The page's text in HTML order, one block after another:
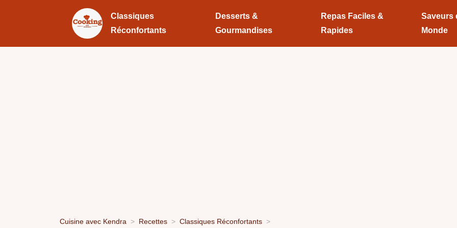
Classiques
Réconfortants
Desserts &
Gourmandises
Repas Faciles &
Rapides
Saveurs
Monde
Cuisine avec Kendra Recettes Classiques Réconfortants